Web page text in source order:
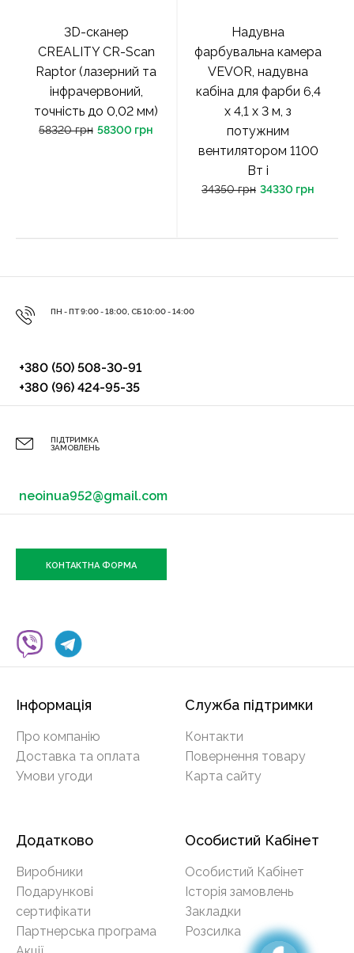
3D-сканер
CREALITY CR-Scan
Raptor (лазерний та
інфрачервоний,
точність до 0,02 мм)
58320 грн 58300 грн
Надувна
фарбувальна камера
VEVOR, надувна
кабіна для фарби 6,4
x 4,1 x 3 м, з
потужним
вентилятором 1100
Вт і
34350 грн 34330 грн
ПН - ПТ 9:00 - 18:00, СБ 10:00 - 14:00
+380 (50) 508-30-91
+380 (96) 424-95-35
ПІДТРИМКА
ЗАМОВЛЕНЬ
neoinua952@gmail.com
КОНТАКТНА ФОРМА
Інформація
Про компанію
Доставка та оплата
Умови угоди
Служба підтримки
Контакти
Повернення товару
Карта сайту
Додатково
Виробники
Подарункові
сертифікати
Партнерська програма
Особистий Кабінет
Особистий Кабінет
Історія замовлень
Закладки
Розсилка